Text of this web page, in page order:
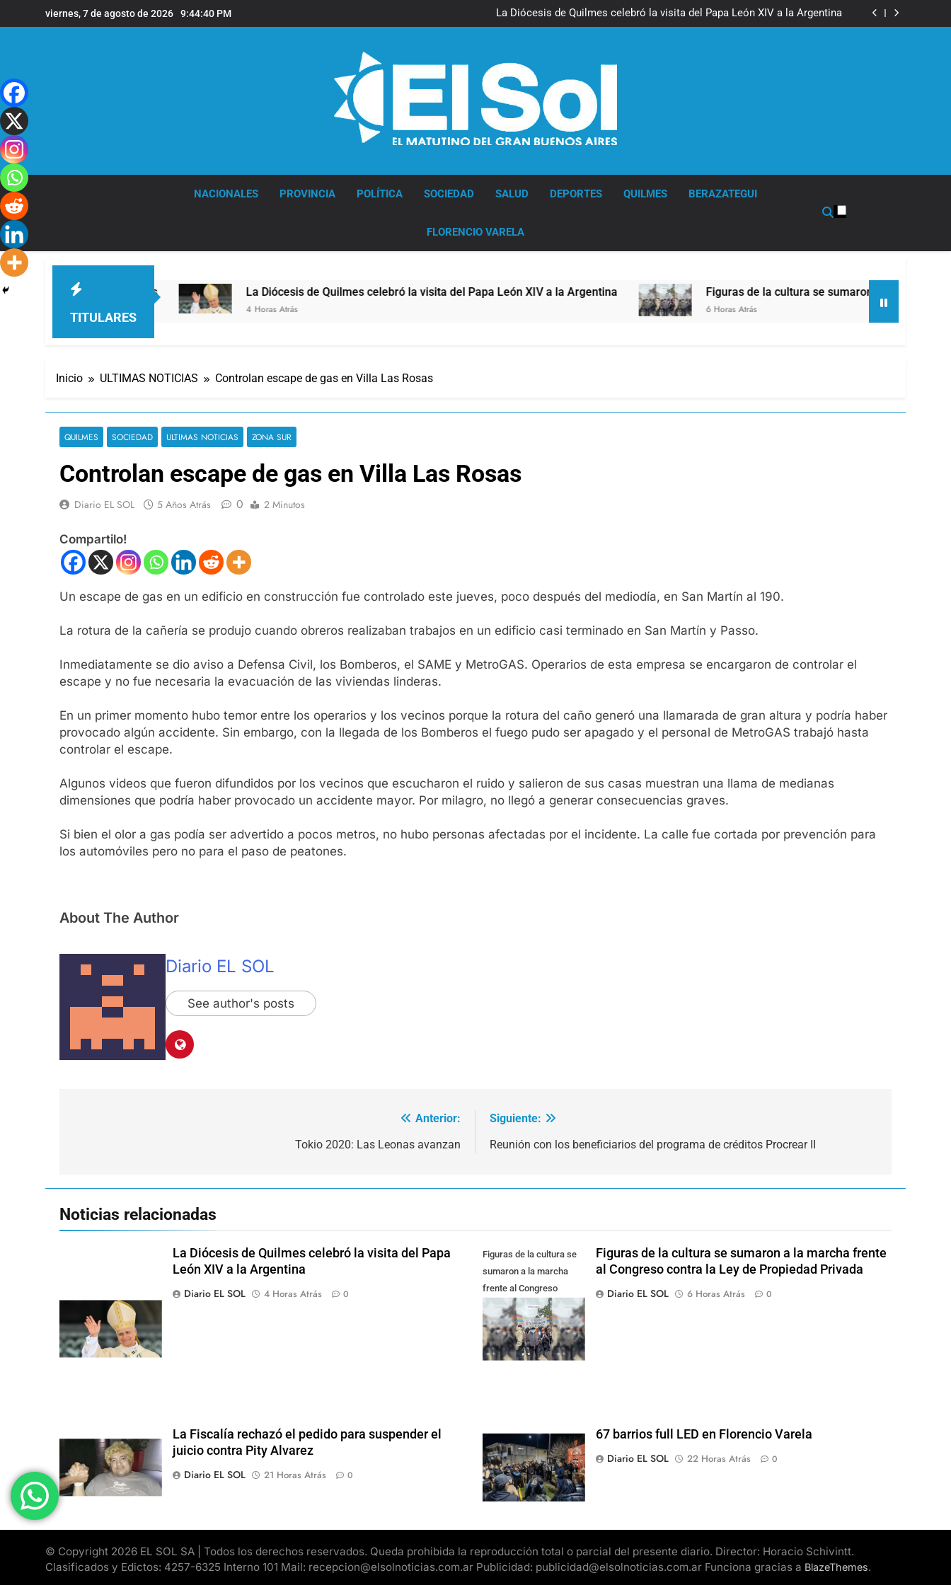
al
viernes, 7 de agosto de 2026 9:44:41 PM
La Diócesis de Quilmes celebró la visita del Papa León XIV a la Argentina
Figuras de la cultura se sumaron a la marcha frente al Congreso contra la
La Diócesis de Quilmes celebró la visita del Papa León XIV a la Argentina
Figuras de la cultura se sumaron a la marcha frente al Congreso contra la
Nueva jornada negativa para los activos argentinos: cayeron las acciones
en Wall Street y el riesgo país quedó al borde de los 450 puntos
NACIONALES PROVINCIA POLÍTICA SOCIEDAD SALUD DEPORTES QUILMES BERAZATEGUI
FLORENCIO VARELA
TITULARES
la sede de Quilmes La Diócesis de Quilmes celebró la visita del Papa León XIV a la Argentina
4 Horas Atrás
Figuras de la cultura se sumaron a la marcha frente al
6 Horas Atrás
Inicio ULTIMAS NOTICIAS Controlan escape de gas en Villa Las Rosas
QUILMES SOCIEDAD ULTIMAS NOTICIAS ZONA SUR
Controlan escape de gas en Villa Las Rosas
Diario EL SOL 5 Años Atrás 0 2 Minutos
Compartilo!
Un escape de gas en un edificio en construcción fue controlado este jueves, poco después del mediodía, en San Martín al 190.
La rotura de la cañería se produjo cuando obreros realizaban trabajos en un edificio casi terminado en San Martín y Passo.
Inmediatamente se dio aviso a Defensa Civil, los Bomberos, el SAME y MetroGAS. Operarios de esta empresa se encargaron de controlar el
escape y no fue necesaria la evacuación de las viviendas linderas.
En un primer momento hubo temor entre los operarios y los vecinos porque la rotura del caño generó una llamarada de gran altura y podría haber
provocado algún accidente. Sin embargo, con la llegada de los Bomberos el fuego pudo ser apagado y el personal de MetroGAS trabajó hasta
controlar el escape.
Algunos videos que fueron difundidos por los vecinos que escucharon el ruido y salieron de sus casas muestran una llama de medianas
dimensiones que podría haber provocado un accidente mayor. Por milagro, no llegó a generar consecuencias graves.
Si bien el olor a gas podía ser advertido a pocos metros, no hubo personas afectadas por el incidente. La calle fue cortada por prevención para
los automóviles pero no para el paso de peatones.
About The Author
Diario EL SOL
See author's posts
Anterior:
Tokio 2020: Las Leonas avanzan
Siguiente:
Reunión con los beneficiarios del programa de créditos Procrear II
Noticias relacionadas
La Diócesis de Quilmes celebró la visita del Papa
León XIV a la Argentina
Diario EL SOL
4 Horas Atrás 0
Figuras de la cultura se
sumaron a la marcha
frente al Congreso
contra la Ley de
Propiedad Privada
Figuras de la cultura se sumaron a la marcha frente
al Congreso contra la Ley de Propiedad Privada
Diario EL SOL
6 Horas Atrás 0
La Fiscalía rechazó el pedido para suspender el
juicio contra Pity Alvarez
Diario EL SOL
21 Horas Atrás 0
67 barrios full LED en Florencio Varela
Diario EL SOL
22 Horas Atrás 0
© Copyright 2026 EL SOL SA | Todos los derechos reservados. Queda prohibida la reproducción total o parcial del presente diario. Director: Horacio Schivintt.
Clasificados y Edictos: 4257-6325 Interno 101 Mail: recepcion@elsolnoticias.com.ar Publicidad: publicidad@elsolnoticias.com.ar Funciona gracias a BlazeThemes.